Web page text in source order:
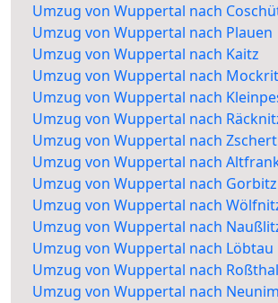
Umzug von Wuppertal nach
Umzug von Wuppertal nach Plauen
Umzug von Wuppertal nach Kaitz
Umzug von Wuppertal nach
Umzug von Wuppertal nach
Umzug von Wuppertal nach
Umzug von Wuppertal nach
Umzug von Wuppertal nach
Umzug von Wuppertal nach Gorbitz
Umzug von Wuppertal nach
Umzug von Wuppertal nach
Umzug von Wuppertal nach Löbtau
Umzug von Wuppertal nach Roßthal
Umzug von Wuppertal nach